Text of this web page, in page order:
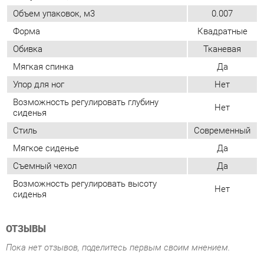
Упор для ног
Нет
Возможность регулировать глубину
сиденья Нет
Стиль
Современный
Мягкое сиденье
Да
Съемный чехол
Да
Возможность регулировать высоту
сиденья Нет
ОТЗЫВЫ
Пока нет отзывов, поделитесь первым своим мнением.
ДОБАВИТЬ ОТЗЫВ
ПОХОЖИЕ ТОВАРЫ